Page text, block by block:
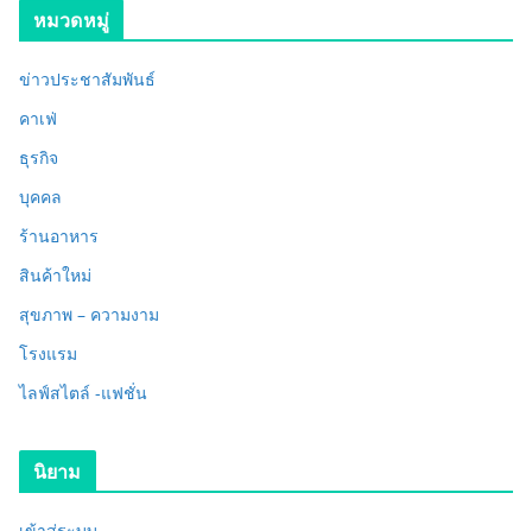
หมวดหมู่
ข่าวประชาสัมพันธ์
คาเฟ่
ธุรกิจ
บุคคล
ร้านอาหาร
สินค้าใหม่
สุขภาพ – ความงาม
โรงแรม
ไลฟ์สไตล์ -แฟชั่น
นิยาม